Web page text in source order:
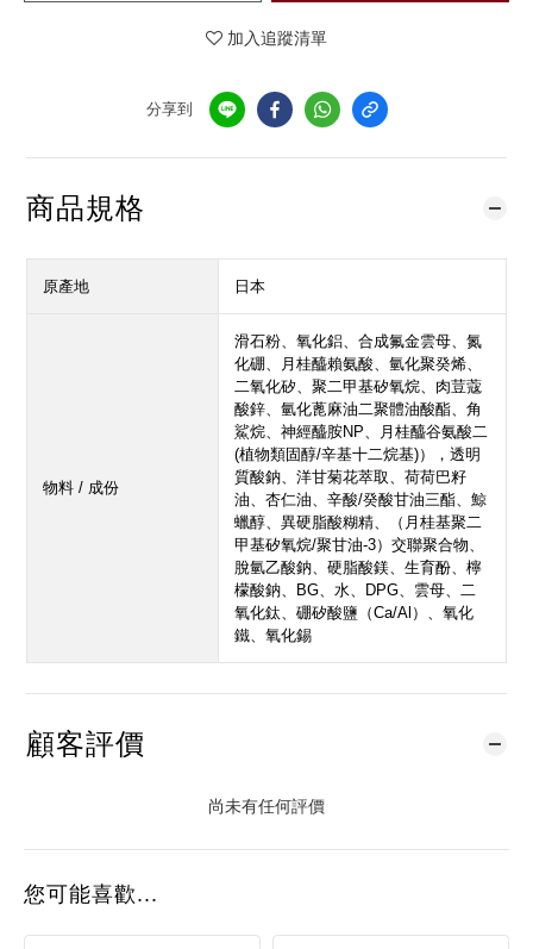
加入追蹤清單
分享到
商品規格
原產地 日本
物料 / 成份
滑石粉、氧化鋁、合成氟金雲母、氮
化硼、月桂醯賴氨酸、氫化聚癸烯、
二氧化矽、聚二甲基矽氧烷、肉荳蔻
酸鋅、氫化蓖麻油二聚體油酸酯、角
鯊烷、神經醯胺NP、月桂醯谷氨酸二
(植物類固醇/辛基十二烷基)），透明
質酸鈉、洋甘菊花萃取、荷荷巴籽
油、杏仁油、辛酸/癸酸甘油三酯、鯨
蠟醇、異硬脂酸糊精、（月桂基聚二
甲基矽氧烷/聚甘油-3）交聯聚合物、
脫氫乙酸鈉、硬脂酸鎂、生育酚、檸
檬酸鈉、BG、水、DPG、雲母、二
氧化鈦、硼矽酸鹽（Ca/Al）、氧化
鐵、氧化錫
顧客評價
尚未有任何評價
您可能喜歡...